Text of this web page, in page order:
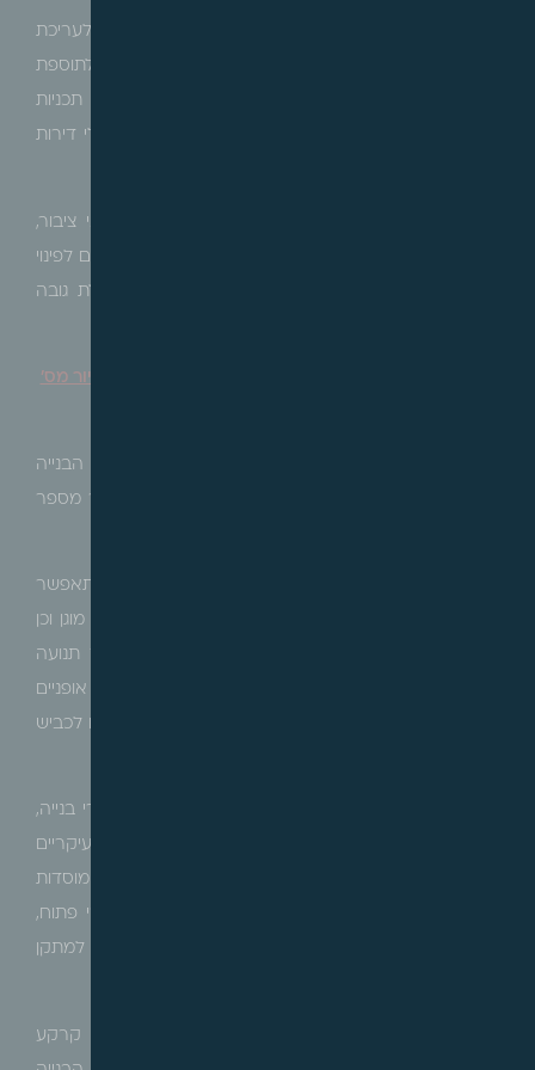
בנוסף, התכנית קובעת חלוקה למתחמי תכנון, הוראות לעריכת
איחוד וחלוקה בתכניות עתידיות, הוראות מפורטות לתוספת
שטחים למבני ציבור ולחניונים ציבוריים, הוראות להכנת תכניות
מפורטות ל- 17 מתחמים לפינוי בינוי והגדרת תמהיל גדלי דירות
כמו כן, התכנית קובעת הוראות לתוספת שטחים למבני ציבור,
שטחי מסחר ועסוקה במתחמי פינוי בינוי וחלוקה למתחמים לפינוי
בינוי, הגדרת מדיניות לאופני התחדשות המבנים והגבלת גובה
יהוד – מונסון – הודעה בדבר אישור תכנית מועדפת לדיור מס'
הרינו לעדכן כי בהתאם לסעיף 21 לחוק לקידום הבנייה
במתחמים מועדפים לדיור, אושרה תכנית מועדפת לדיור מספר
מטרת התכנית הינה, בין היתר, יצירת מסגרת תכנונית שתאפשר
פיתוח עירוני של כ- 3,200 יחידות דיור, 350 יחידות דיור מוגן וכן
הקצאת שטחים לתעסוקה, לצרכי ציבור, פיתוח מערך תנועה
ותחבורה, רשת צירים ירוקים ושבילים להולכי רגל ורוכבי אופניים
וכן הכללת שטח אשר ישמש כמתקן ויסות לאיגום ממזרח לכביש
התכנית קובעת, בין היתר, תנאים והוראות להוצאת היתרי בנייה,
שינוי ייעוד הקרקע מיעוד "קרקע חקלאית" ליעודים העיקריים
הבאים: מגורים ד', דיור מיוחד, תעסוקה, תעסוקה/מבנים ומוסדות
ציבור, מבנים ומוסדות ציבור, כיכר עירונית, שטח ציבורי פתוח,
נחל, מתקנים הנדסיים, מרכז תחבורה, דרכים וכן לשטח למתקן
בנוסף, התכנית קובעת התכליות המותרות לכל יעוד קרקע